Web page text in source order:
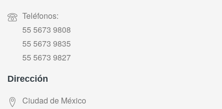
Teléfonos:
55 5673 9808
55 5673 9835
55 5673 9827
Dirección
Ciudad de México